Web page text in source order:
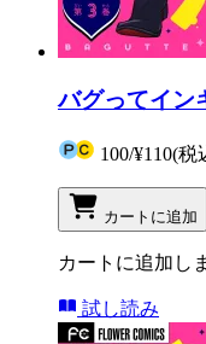
バグってイン
100/¥110(税
カートに追加
カートに追加し
試し読み